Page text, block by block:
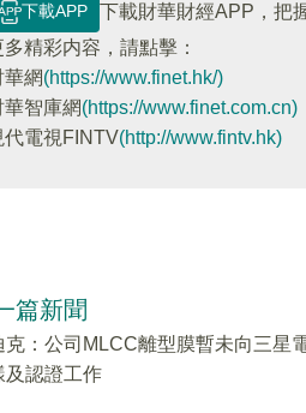
下載APP
下載財華財經APP，把
多精彩内容，請點擊：
華網(https://www.finet.hk/)
華智庫網(https://www.finet.com.cn)
代電視FINTV(http://www.fintv.hk)
篇新聞
克：公司MLCC離型膜暫未向三星
及認證工作